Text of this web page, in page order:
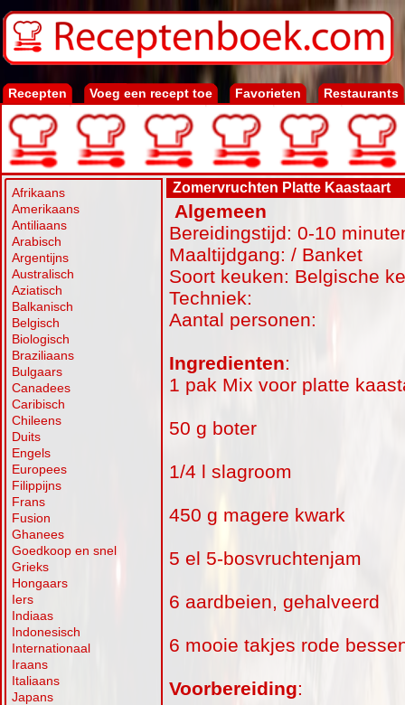
Recepten Voeg een recept toe Favorieten Restaurants
Afrikaans
Amerikaans
Antiliaans
Arabisch
Argentijns
Australisch
Aziatisch
Balkanisch
Belgisch
Biologisch
Braziliaans
Bulgaars
Canadees
Caribisch
Chileens
Duits
Engels
Europees
Filippijns
Frans
Fusion
Ghanees
Goedkoop en snel
Grieks
Hongaars
Iers
Indiaas
Indonesisch
Internationaal
Iraans
Italiaans
Japans
Zomervruchten Platte Kaastaart
Algemeen
Bereidingstijd: 0-10
Maaltijdgang: / Banket
Soort keuken: Belgische
Techniek:
Aantal personen:
Ingredienten:
1 pak Mix voor platte
50 g boter
1/4 l slagroom
450 g magere kwark
5 el 5-bosvruchtenjam
6 aardbeien, gehalveerd
6 mooie takjes rode
Voorbereiding: